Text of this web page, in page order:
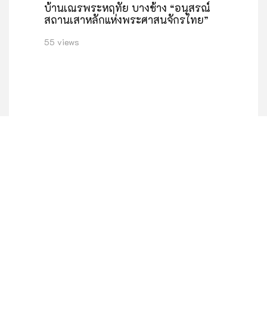
บ้านเณรพระหฤทัย บางช้าง “อนุสรณ์
สถานเสาหลักแห่งพระศาสนจักรไทย”
55 views